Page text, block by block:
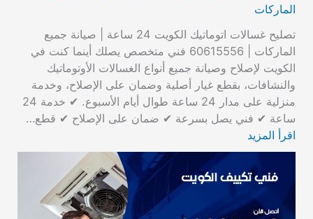
الماركات
تصليح غسالات اتوماتيك الكويت 24 ساعة | صيانة جميع
الماركات | 60615556 فني متخصص يصلك أينما كنت في
الكويت لإصلاح وصيانة جميع أنواع الغسالات الأوتوماتيك
والنشافات، بقطع غيار أصلية وضمان على الإصلاح، وخدمة
منزلية على مدار 24 ساعة طوال أيام الأسبوع. ✔ خدمة 24
ساعة ✔ فني يصل بسرعة ✔ ضمان على الإصلاح ✔ قطع…
اقرأ المزيد